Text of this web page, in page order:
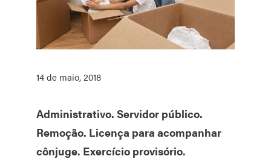
14 de maio, 2018
Administrativo. Servidor público.
Remoção. Licença para acompanhar
cônjuge. Exercício provisório.